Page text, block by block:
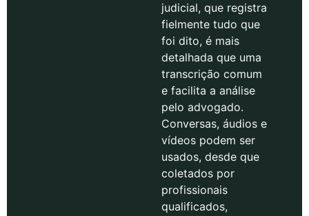
judicial, que registra
fielmente tudo que
foi dito, é mais
detalhada que uma
transcrição comum
e facilita a análise
pelo advogado.
Conversas, áudios e
vídeos podem ser
usados, desde que
coletados por
profissionais
qualificados,